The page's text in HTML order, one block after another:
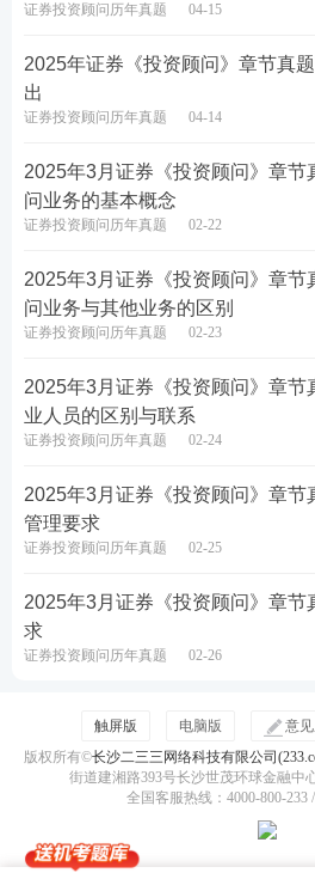
考试结束后公布收集的真题答
回忆版/网络汇总版，233网校仅
生回忆估分！各位考生可以直
程序，及时对答案，提前知晓成
立即估分>>
证券备考计
从近几年考情来看，证券
议大家务必摸透考情，保证
定科学的复习计划，方可顺
：吃透教材
证券投资顾问历年真题 04-15
2025年证券《投资顾问》章节真
出
证券投资顾问历年真题 04-14
2025年3月证券《投资顾问》章节
问业务的基本概念
证券投资顾问历年真题 02-22
2025年3月证券《投资顾问》章节
问业务与其他业务的区别
证券投资顾问历年真题 02-23
2025年3月证券《投资顾问》章节
业人员的区别与联系
证券投资顾问历年真题 02-24
2025年3月证券《投资顾问》章节
管理要求
证券投资顾问历年真题 02-25
2025年3月证券《投资顾问》章节
求
证券投资顾问历年真题 02-26
触屏版 电脑版 意
版权所有©长沙二三三网络科技有限公司
街道建湘路393号长沙世茂环球金融中
全国客服热线：4000-800-233